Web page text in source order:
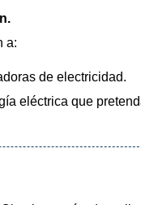
a:
de electricidad.
eléctrica que